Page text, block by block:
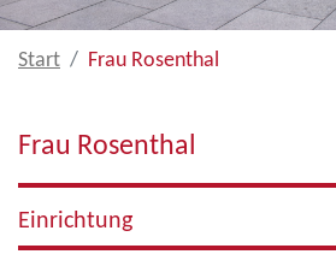
Start Frau Rosenthal
Frau Rosenthal
Einrichtung